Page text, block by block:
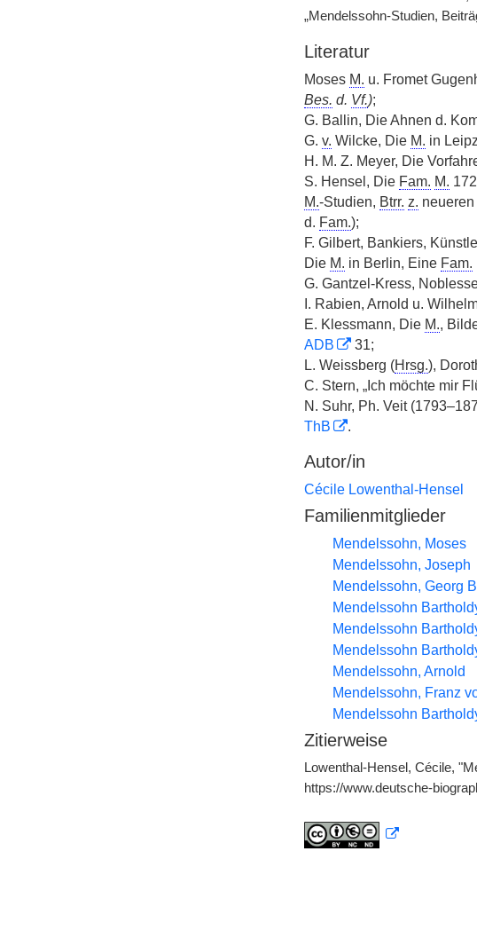
„Mendelssohn-Studien,
Literatur
Moses M. u. Fromet
Bes. d. Vf.);
G. Ballin, Die Ahnen d.
G. v. Wilcke, Die M. in
H. M. Z. Meyer, Die
S. Hensel, Die Fam. M.
M.-Studien, Btrr. z. neueren
d. Fam.);
F. Gilbert, Bankiers,
Die M. in Berlin, Eine Fam.
G. Gantzel-Kress,
I. Rabien, Arnold u.
E. Klessmann, Die M.,
ADB
31;
L. Weissberg (Hrsg.),
C. Stern, „Ich möchte mir
N. Suhr, Ph. Veit
ThB
.
Autor/in
Cécile Lowenthal-Hensel
Familienmitglieder
Mendelssohn, Moses
Mendelssohn, Joseph
Mendelssohn, Georg
Mendelssohn
Mendelssohn
Mendelssohn
Mendelssohn, Arnold
Mendelssohn, Franz
Mendelssohn
Zitierweise
Lowenthal-Hensel, Cécile,
https://www.deutsche-